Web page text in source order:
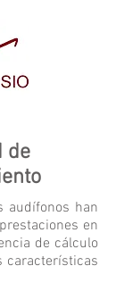
de
audífonos han
en
de cálculo
características